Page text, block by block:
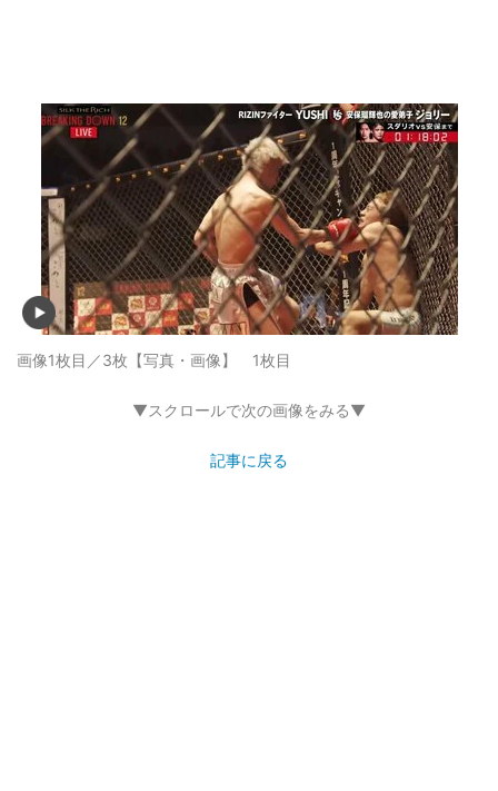
画像1枚目／3枚 【写真・画像】 1枚目
▼スクロールで次の画像をみる▼
記事に戻る